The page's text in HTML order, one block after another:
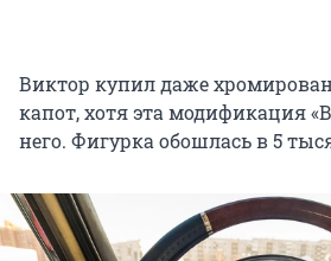
Виктор купил даже
капот, хотя эта модификация
него. Фигурка обошлась в 5